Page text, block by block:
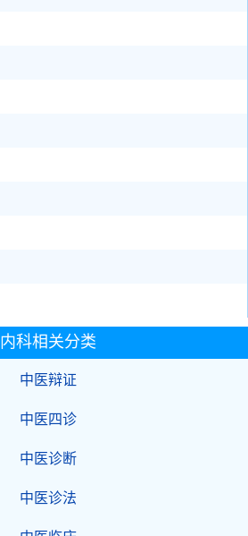
内科相关分类
中医辩证
中医四诊
中医诊断
中医诊法